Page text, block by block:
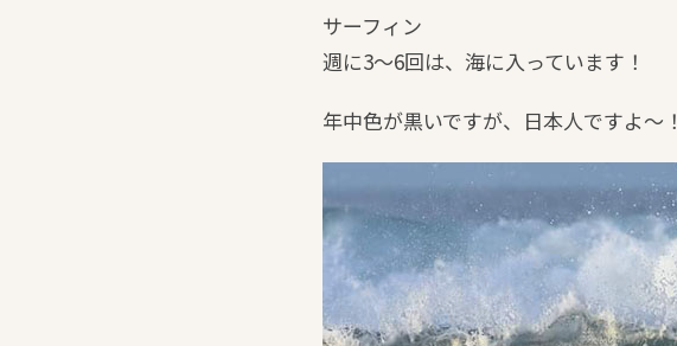
サーフィン
週に3～6回は、海に入っています！
年中色が黒いですが、日本人ですよ～！